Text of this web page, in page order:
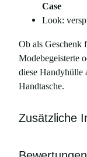
r
t
Case
Look:
Ob als Geschenk
Modebegeisterte
diese Handyhülle
Handtasche.
Zusätzliche